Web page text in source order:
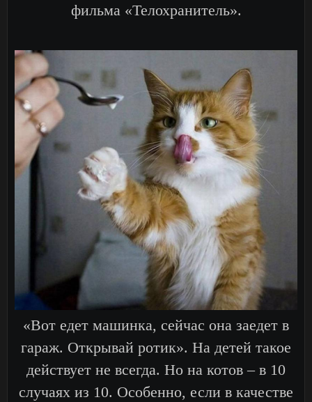
фильма «Телохранитель».
«Вот едет машинка, сейчас она заедет в
гараж. Открывай ротик». На детей такое
действует не всегда. Но на котов – в 10
случаях из 10. Особенно, если в качестве